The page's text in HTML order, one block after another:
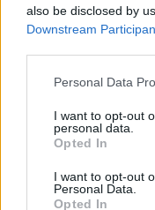
also be disclosed by
Downstream
Personal Data
I want to opt-out
personal data.
Opted In
I want to opt-out
Personal Data.
Opted In
KEDVES
tartozik, melynek
regisztrációhoz
Az előfizetés a
Kötéslisták: